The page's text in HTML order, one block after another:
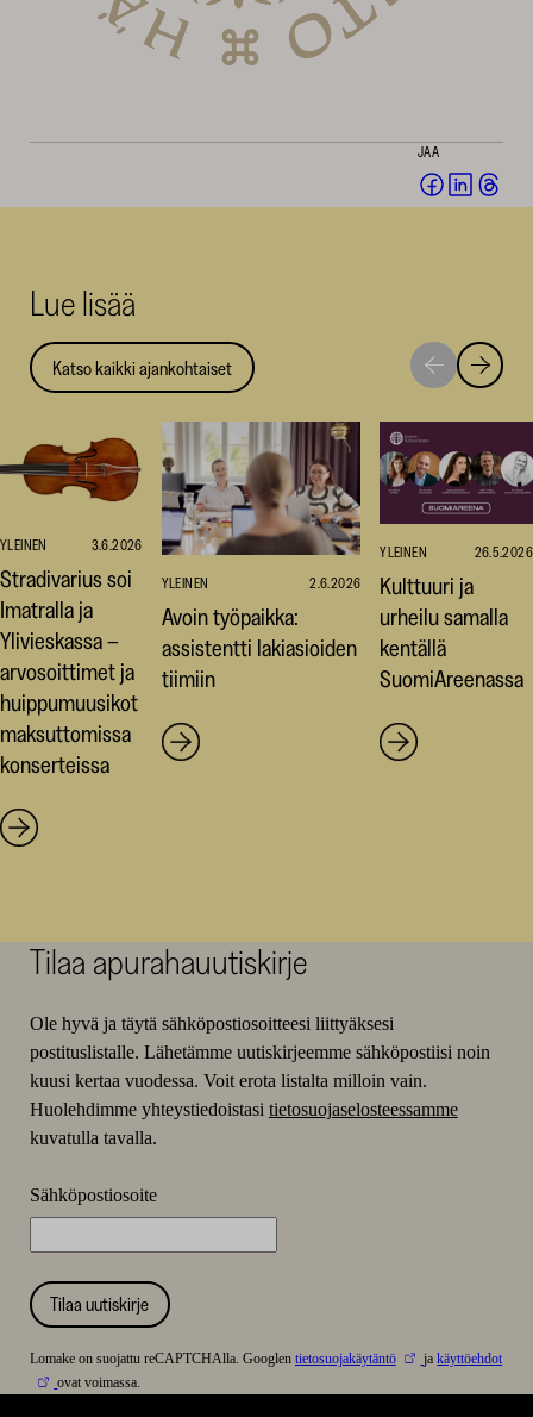
JAA
Jaa Jaa
Lue lisää
Katso kaikki ajankohtaiset
Siirry
seuraavaan
Siirry
YLEINEN 3.6.2026
Stradivarius soi
Imatralla ja
Ylivieskassa –
arvosoittimet ja
huippumuusikot
maksuttomissa
konserteissa
YLEINEN 2.6.2026
Avoin työpaikka:
assistentti lakiasioiden
tiimiin
YLEINEN 26.5.2026
Kulttuuri ja
urheilu samalla
kentällä
SuomiAreenassa
Tilaa apurahauutiskirje
Ole hyvä ja täytä sähköpostiosoitteesi liittyäksesi
postituslistalle. Lähetämme uutiskirjeemme sähköpostiisi noin
kuusi kertaa vuodessa. Voit erota listalta milloin vain.
Huolehdimme yhteystiedoistasi tietosuojaselosteessamme
kuvatulla tavalla.
Sähköpostiosoite
Tilaa uutiskirje
Lomake on suojattu reCAPTCHAlla. Googlen tietosuojakäytäntö jakäyttöehdot
ovat voimassa.